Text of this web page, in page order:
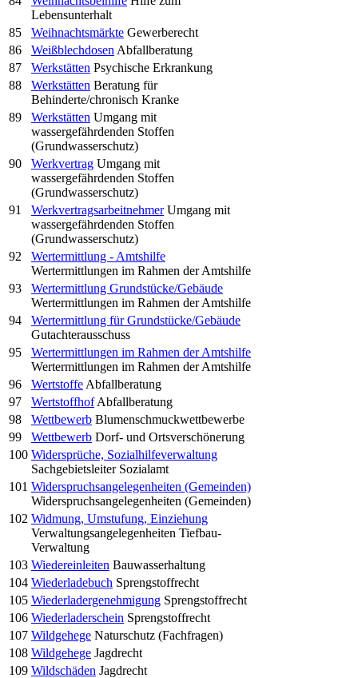
Lebensunterhalt
85
Weihnachtsmärkte Gewerberecht
86
Weißblechdosen Abfallberatung
87
Werkstätten Psychische Erkrankung
88
Werkstätten Beratung für
Behinderte/chronisch Kranke
89
Werkstätten Umgang mit
wassergefährdenden Stoffen
(Grundwasserschutz)
90
Werkvertrag Umgang mit
wassergefährdenden Stoffen
(Grundwasserschutz)
91
Werkvertragsarbeitnehmer Umgang mit
wassergefährdenden Stoffen
(Grundwasserschutz)
92
Wertermittlung - Amtshilfe
Wertermittlungen im Rahmen der Amtshilfe
93
Wertermittlung Grundstücke/Gebäude
Wertermittlungen im Rahmen der Amtshilfe
94
Wertermittlung für Grundstücke/Gebäude
Gutachterausschuss
95
Wertermittlungen im Rahmen der Amtshilfe
Wertermittlungen im Rahmen der Amtshilfe
96
Wertstoffe Abfallberatung
97
Wertstoffhof Abfallberatung
98
Wettbewerb Blumenschmuckwettbewerbe
99
Wettbewerb Dorf- und Ortsverschönerung
100 Widersprüche, Sozialhilfeverwaltung
Sachgebietsleiter Sozialamt
101 Widerspruchsangelegenheiten (Gemeinden)
Widerspruchsangelegenheiten (Gemeinden)
102 Widmung, Umstufung, Einziehung
Verwaltungsangelegenheiten Tiefbau-
Verwaltung
103 Wiedereinleiten Bauwasserhaltung
104 Wiederladebuch Sprengstoffrecht
105 Wiederladergenehmigung Sprengstoffrecht
106 Wiederladerschein Sprengstoffrecht
107 Wildgehege Naturschutz (Fachfragen)
108 Wildgehege Jagdrecht
109 Wildschäden Jagdrecht